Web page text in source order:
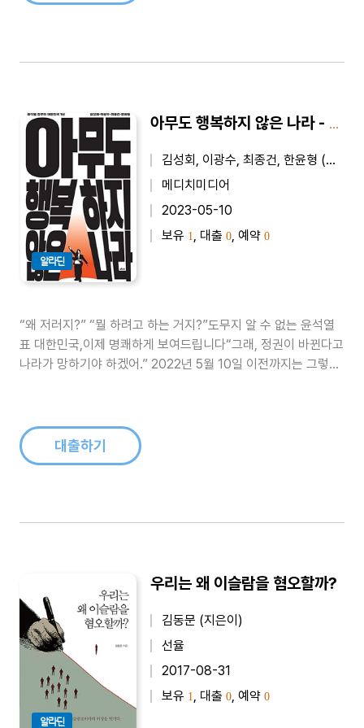
알라딘
아무도 행복하지 않은 나라 - 윤석열 정부와 대한민국 1년
김성회, 이광수, 최종건, 한윤형 (지은이)
메디치미디어
2023-05-10
보유 1 , 대출 0 , 예약 0
“왜 저러지?” “뭘 하려고 하는 거지?”도무지 알 수 없는 윤석열
표 대한민국,이제 명쾌하게 보여드립니다“그래, 정권이 바뀐다고
나라가 망하기야 하겠어.” 2022년 5월 10일 이전까지는 그렇게
운 일이었..대출하기
알라딘
우리는 왜 이슬람을 혐오할까?
김동문 (지은이)
선율
2017-08-31
보유 1 , 대출 0 , 예약 0